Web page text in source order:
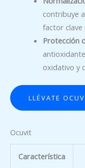
contribuye
factor clave
Protección
oxidativo y
LLÉVATE
Ocuvit
Característica